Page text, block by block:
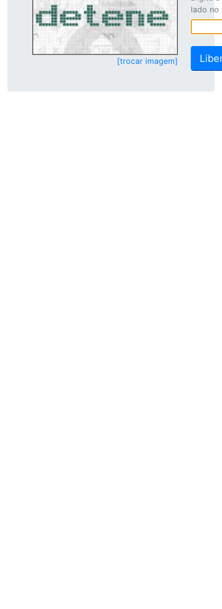
[trocar imagem]
lado no